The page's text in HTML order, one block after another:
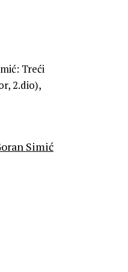
Treći
2.dio),
Simić